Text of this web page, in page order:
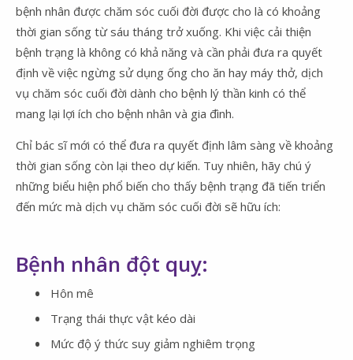
bệnh nhân được chăm sóc cuối đời được cho là có khoảng
thời gian sống từ sáu tháng trở xuống. Khi việc cải thiện
bệnh trạng là không có khả năng và cần phải đưa ra quyết
định về việc ngừng sử dụng ống cho ăn hay máy thở, dịch
vụ chăm sóc cuối đời dành cho bệnh lý thần kinh có thể
mang lại lợi ích cho bệnh nhân và gia đình.
Chỉ bác sĩ mới có thể đưa ra quyết định lâm sàng về khoảng
thời gian sống còn lại theo dự kiến. Tuy nhiên, hãy chú ý
những biểu hiện phổ biến cho thấy bệnh trạng đã tiến triển
đến mức mà dịch vụ chăm sóc cuối đời sẽ hữu ích:
Bệnh nhân đột quỵ:
Hôn mê
Trạng thái thực vật kéo dài
Mức độ ý thức suy giảm nghiêm trọng